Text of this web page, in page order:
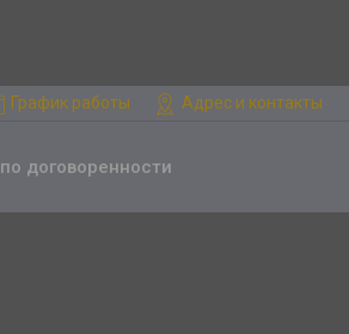
График работы Адрес и контакты
по договоренности